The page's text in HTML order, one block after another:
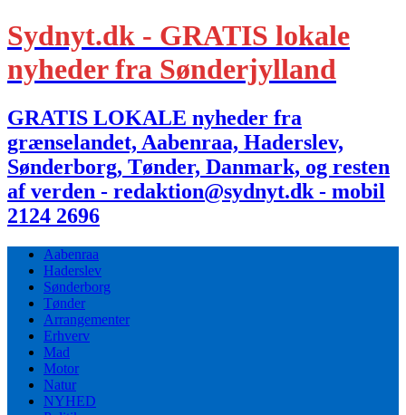
Sydnyt.dk - GRATIS lokale
nyheder fra Sønderjylland
GRATIS LOKALE nyheder fra
grænselandet, Aabenraa, Haderslev,
Sønderborg, Tønder, Danmark, og resten
af verden - redaktion@sydnyt.dk - mobil
2124 2696
Aabenraa
Haderslev
Sønderborg
Tønder
Arrangementer
Erhverv
Mad
Motor
Natur
NYHED